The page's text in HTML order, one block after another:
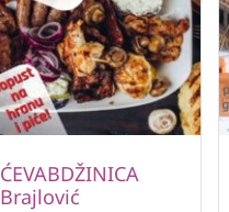
ĆEVABDŽINICA
Brajlović